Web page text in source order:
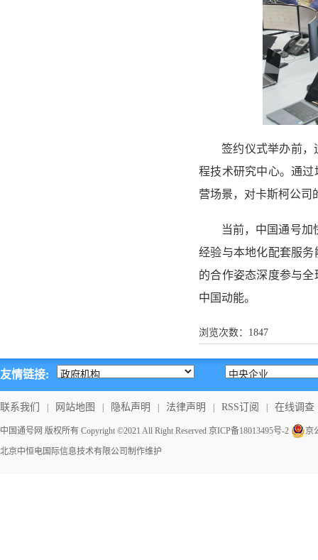
签约仪式举办前，
程技术研究中心。通
营场景，对卡斯柯公司
当前，中国通号加
经验与本地化配套服
的合作姿态深度参与
中国动能。
浏览次数： 1847
友情链接:
联系我们 网站地图 隐私声明 法律声明 RSS订阅 在线调查
中国通号网 版权所有 Copyright ©2021 All Right Reserved 京ICP备18013495号-2 京
北京中恒电国际信息技术有限公司 制作维护